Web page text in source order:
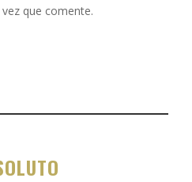
que comente.